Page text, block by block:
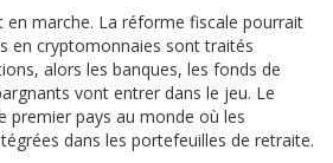
en marche. La réforme fiscale pourrait
en cryptomonnaies sont traités
alors les banques, les fonds de
vont entrer dans le jeu. Le
premier pays au monde où les
dans les portefeuilles de retraite.